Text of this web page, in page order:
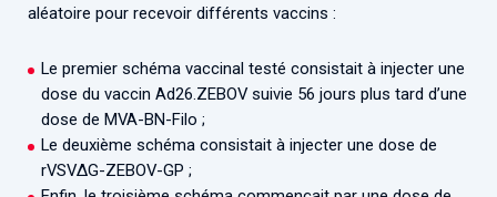
aléatoire pour recevoir différents vaccins :
Le premier schéma vaccinal testé consistait à injecter une
dose du vaccin Ad26.ZEBOV suivie 56 jours plus tard d’une
dose de MVA-BN-Filo ;
Le deuxième schéma consistait à injecter une dose de
rVSVΔG-ZEBOV-GP ;